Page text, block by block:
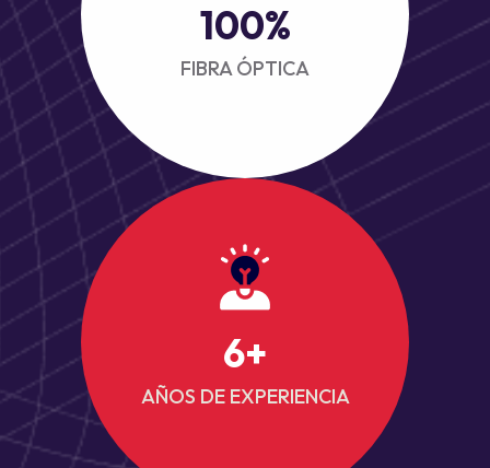
100%
FIBRA ÓPTICA
6+
AÑOS DE EXPERIENCIA